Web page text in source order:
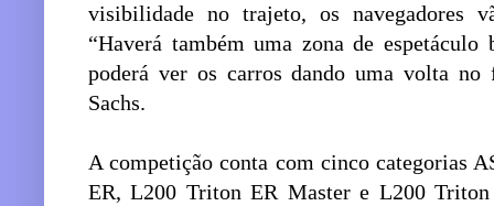
visibilidade no trajeto, os navegadores
“Haverá também uma zona de
poderá ver os carros dando uma volta
Sachs.
A competição conta com cinco categorias
ER, L200 Triton ER Master e L200